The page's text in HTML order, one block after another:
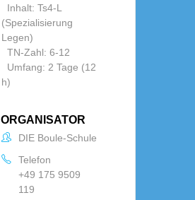
Inhalt: Ts4-L
(Spezialisierung
Legen)
TN-Zahl: 6-12
Umfang: 2 Tage (12
h)
ORGANISATOR
DIE Boule-Schule
Telefon
+49 175 9509
119